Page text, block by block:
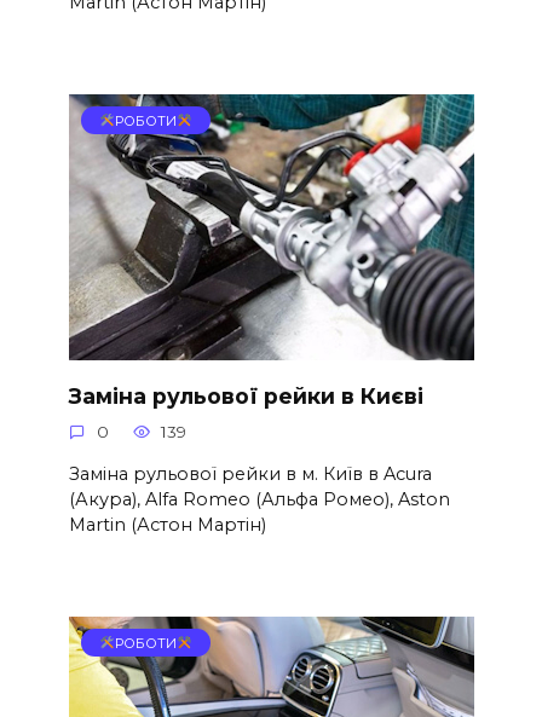
РОБОТИ
Заміна рульової рейки в Києві
0 139
Заміна рульової рейки в м. Київ в Acura
(Акура), Alfa Romeo (Альфа Ромео), Aston
Martin (Астон Мартін)
РОБОТИ